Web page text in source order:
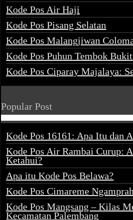
Kode Pos Air Haji
Kode Pos Pisang Selatan
Kode Pos Malangjiwan
Kode Pos Puhun Tembok
Kode Pos Ciparay Majalaya:
Popular Post
Kode Pos 16161: Apa Itu dan
Kode Pos Air Rambai Curup:
Ketahui?
Apa itu Kode Pos Belawa?
Kode Pos Cimareme
Kode Pos Mangsang – Kilas
Kecamatan Palembang